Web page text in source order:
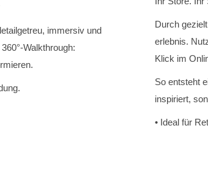
immersiv und
Walkthrough:
Durch
erlebnis.
Klick im
So entsteht
inspiriert,
• Ideal für